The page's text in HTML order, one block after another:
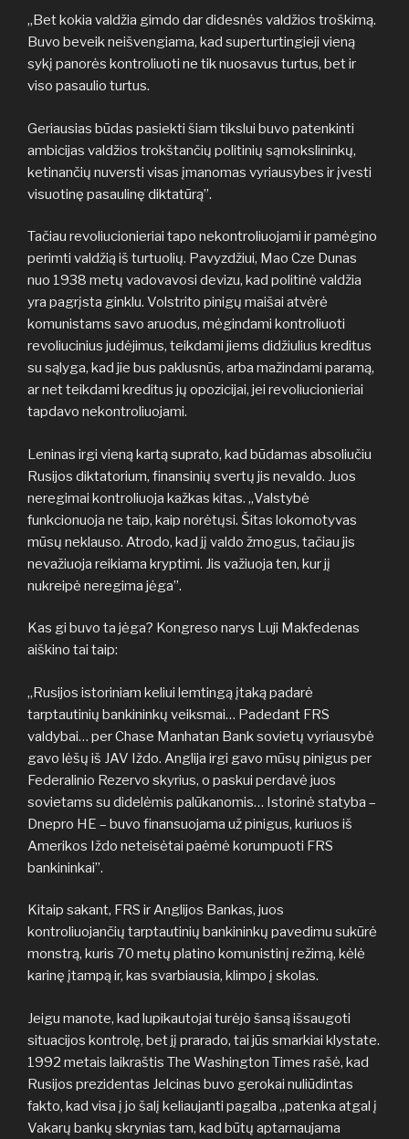
„Bet kokia valdžia gimdo dar didesnės valdžios troškimą.
Buvo beveik neišvengiama, kad superturtingieji vieną
sykį panorės kontroliuoti ne tik nuosavus turtus, bet ir
viso pasaulio turtus.
Geriausias būdas pasiekti šiam tikslui buvo patenkinti
ambicijas valdžios trokštančių politinių sąmokslininkų,
ketinančių nuversti visas įmanomas vyriausybes ir įvesti
visuotinę pasaulinę diktatūrą”.
Tačiau revoliucionieriai tapo nekontroliuojami ir pamėgino
perimti valdžią iš turtuolių. Pavyzdžiui, Mao Cze Dunas
nuo 1938 metų vadovavosi devizu, kad politinė valdžia
yra pagrįsta ginklu. Volstrito pinigų maišai atvėrė
komunistams savo aruodus, mėgindami kontroliuoti
revoliucinius judėjimus, teikdami jiems didžiulius kreditus
su sąlyga, kad jie bus paklusnūs, arba mažindami paramą,
ar net teikdami kreditus jų opozicijai, jei revoliucionieriai
tapdavo nekontroliuojami.
Leninas irgi vieną kartą suprato, kad būdamas absoliučiu
Rusijos diktatorium, finansinių svertų jis nevaldo. Juos
neregimai kontroliuoja kažkas kitas. „Valstybė
funkcionuoja ne taip, kaip norėtųsi. Šitas lokomotyvas
mūsų neklauso. Atrodo, kad jį valdo žmogus, tačiau jis
nevažiuoja reikiama kryptimi. Jis važiuoja ten, kur jį
nukreipė neregima jėga”.
Kas gi buvo ta jėga? Kongreso narys Luji Makfedenas
aiškino tai taip:
„Rusijos istoriniam keliui lemtingą įtaką padarė
tarptautinių bankininkų veiksmai… Padedant FRS
valdybai… per Chase Manhatan Bank sovietų vyriausybė
gavo lėšų iš JAV Iždo. Anglija irgi gavo mūsų pinigus per
Federalinio Rezervo skyrius, o paskui perdavė juos
sovietams su didelėmis palūkanomis… Istorinė statyba –
Dnepro HE – buvo finansuojama už pinigus, kuriuos iš
Amerikos Iždo neteisėtai paėmė korumpuoti FRS
bankininkai”.
Kitaip sakant, FRS ir Anglijos Bankas, juos
kontroliuojančių tarptautinių bankininkų pavedimu sukūrė
monstrą, kuris 70 metų platino komunistinį režimą, kėlė
karinę įtampą ir, kas svarbiausia, klimpo į skolas.
Jeigu manote, kad lupikautojai turėjo šansą išsaugoti
situacijos kontrolę, bet jį prarado, tai jūs smarkiai klystate.
1992 metais laikraštis The Washington Times rašė, kad
Rusijos prezidentas Jelcinas buvo gerokai nuliūdintas
fakto, kad visa į jo šalį keliaujanti pagalba „patenka atgal į
Vakarų bankų skrynias tam, kad būtų aptarnaujama